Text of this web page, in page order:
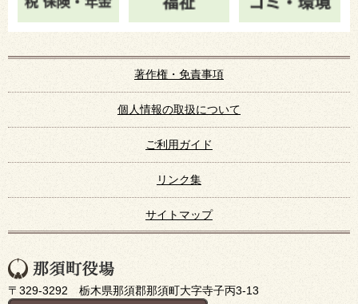
著作権・免責事項
個人情報の取扱について
ご利用ガイド
リンク集
サイトマップ
〒329-3292 栃木県那須郡那須町大字寺子丙3-13